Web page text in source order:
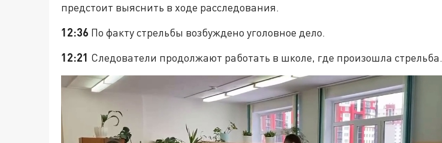
предстоит выяснить в ходе расследования.
12:36 По факту стрельбы возбуждено уголовное дело.
12:21 Следователи продолжают работать в школе, где произошла стрельба.